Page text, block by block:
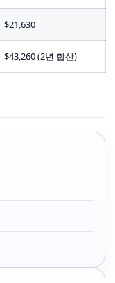
$21,630
$43,260 (2년 합산)